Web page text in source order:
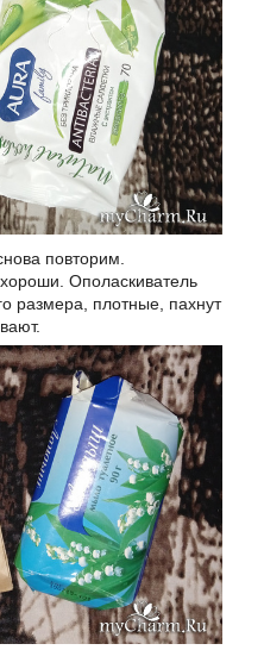
повторим.
Ополаскиватель
размера, плотные, пахнут